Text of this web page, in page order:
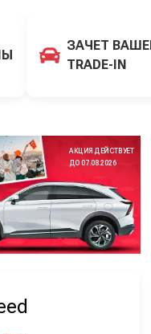
ЗАЧЕТ
TRADE-IN
АКЦИЯ ДЕЙСТВУЕТ
ДО 07.08.2026